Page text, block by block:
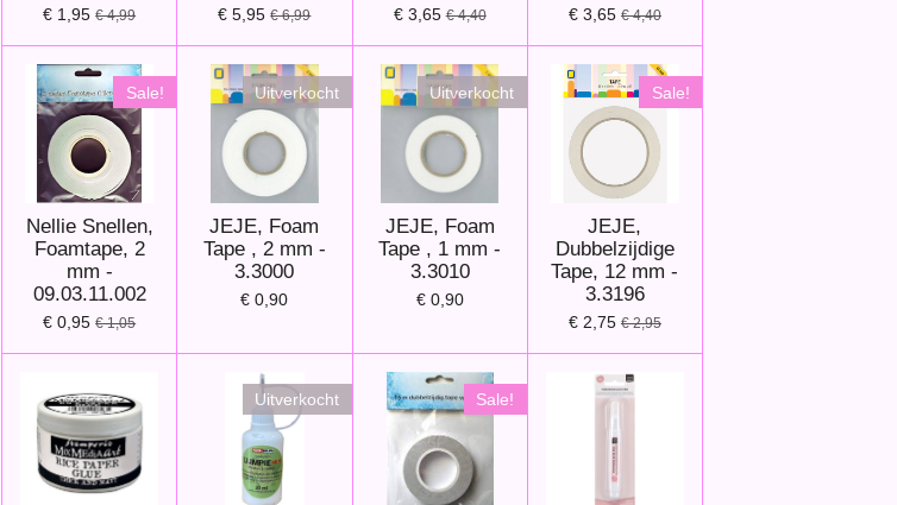
€ 1,95 € 4,99 € 5,95 € 6,99 € 3,65 € 4,40 € 3,65 € 4,40
Sale!
Nellie Snellen,
Foamtape, 2
mm -
09.03.11.002
€ 0,95 € 1,05
Uitverkocht
JEJE, Foam
Tape , 2 mm -
3.3000
€ 0,90
Uitverkocht
JEJE, Foam
Tape , 1 mm -
3.3010
€ 0,90
Sale!
JEJE,
Dubbelzijdige
Tape, 12 mm -
3.3196
€ 2,75 € 2,95
Uitverkocht Sale!